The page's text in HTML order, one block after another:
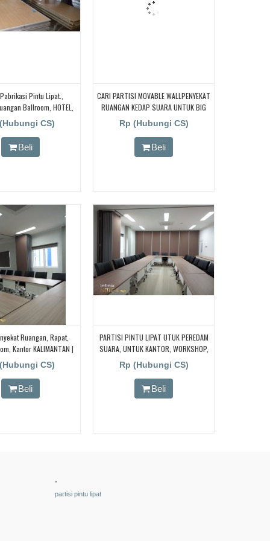
Pintu Lipat.,
Ballroom, HOTEL,
, Sekolah Kampus,
CS)
Beli
CARI PARTISI MOVABLE WALLPENYEKAT
RUANGAN KEDAP SUARA UNTUK BIG
HALL, MINI HALL DAN BALL ROOM
Rp (Hubungi CS)
Beli
Ruangan, Rapat,
Kantor KALIMANTAN |
SULAWESI
CS)
Beli
PARTISI PINTU LIPAT UTUK PEREDAM
SUARA, UNTUK KANTOR, WORKSHOP,
PABRIK, PENYEKAT RUANGAN BESAR
Rp (Hubungi CS)
Beli
.
partisi pintu lipat